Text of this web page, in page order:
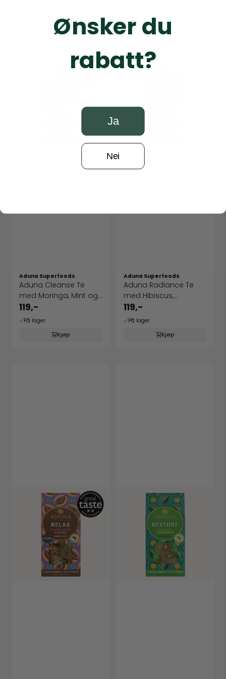
Aduna Superfoods
Aduna Cleanse Te
med Moringa, Mint og
Brennesle
119,-
På lager
Kjøp
Aduna Superfoods
Aduna Radiance Te
med Hibiscus,
Rosenrot og Aloe ...
119,-
På lager
Kjøp
Ønsker du
rabatt?
Ja
Nei